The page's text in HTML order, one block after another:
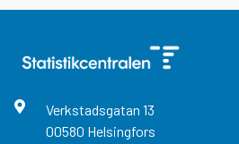
Verkstadsgatan 13
00580 Helsingfors